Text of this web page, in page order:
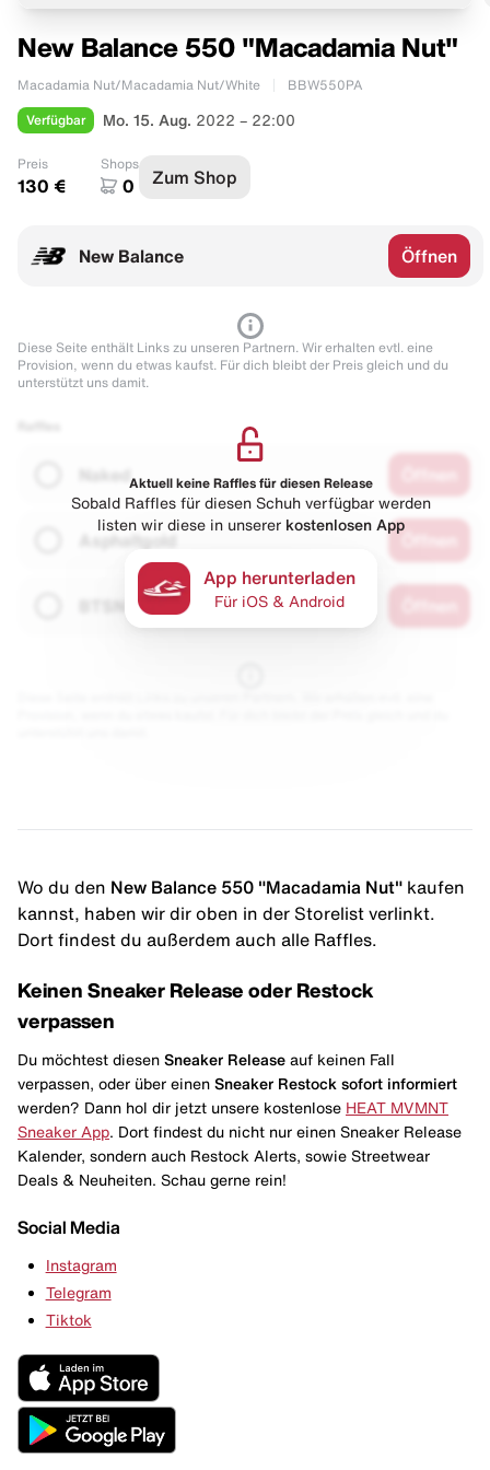
New Balance 550 "Macadamia Nut"
Macadamia Nut/Macadamia Nut/White BBW550PA
Verfügbar Mo. 15. Aug. 2022 – 22:00
Preis
130 €
Shops
0 Zum Shop
New Balance Öffnen
Diese Seite enthält Links zu unseren Partnern. Wir erhalten evtl. eine
Provision, wenn du etwas kaufst. Für dich bleibt der Preis gleich und du
unterstützt uns damit.
Naked
Asphaltgold
Aktuell keine Raffles für diesen Release
Sobald Raffles für diesen Schuh verfügbar werden
listen wir diese in unserer kostenlosen App
App herunterladen
Für iOS & Android
Wo du den New Balance 550 "Macadamia Nut" kaufen
kannst, haben wir dir oben in der Storelist verlinkt.
Dort findest du außerdem auch alle Raffles.
Keinen Sneaker Release oder Restock
verpassen
Du möchtest diesen Sneaker Release auf keinen Fall
verpassen, oder über einen Sneaker Restock sofort informiert
werden? Dann hol dir jetzt unsere kostenlose HEAT MVMNT
Sneaker App . Dort findest du nicht nur einen Sneaker Release
Kalender, sondern auch Restock Alerts, sowie Streetwear
Deals & Neuheiten. Schau gerne rein!
Social Media
Instagram
Telegram
Tiktok